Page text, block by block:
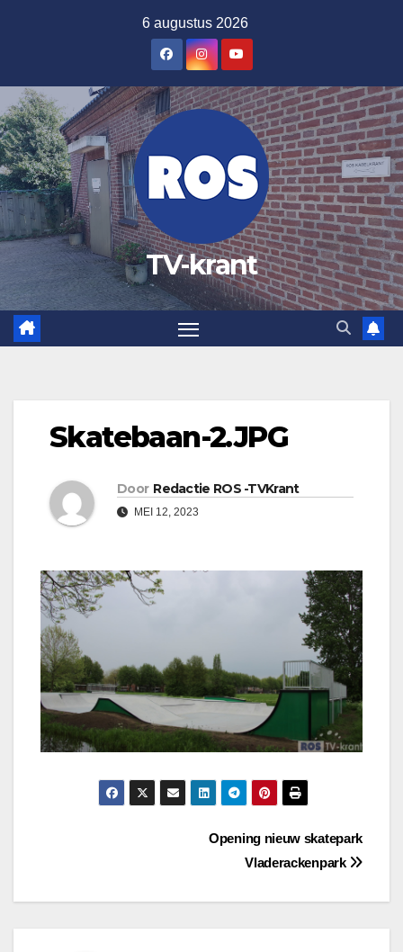
inhoud
6 augustus 2026
TV-krant
Skatebaan-2.JPG
Door Redactie ROS -TVKrant
MEI 12, 2023
Opening nieuw skatepark
Vladerackenpark